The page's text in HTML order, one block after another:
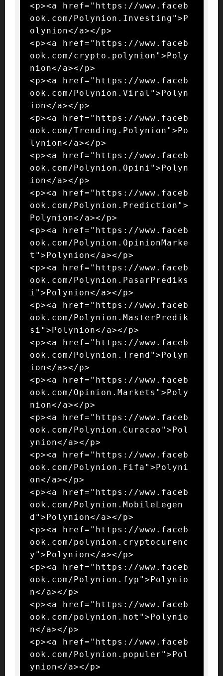
<p><a href="https://www.faceb
ook.com/Polynion.Investing">P
olynion</a></p>
<p><a href="https://www.faceb
ook.com/crypto.polynion">Poly
nion</a></p>
<p><a href="https://www.faceb
ook.com/Polynion.Viral">Polyn
ion</a></p>
<p><a href="https://www.faceb
ook.com/Trending.Polynion">Po
lynion</a></p>
<p><a href="https://www.faceb
ook.com/Polynion.Opini">Polyn
ion</a></p>
<p><a href="https://www.faceb
ook.com/Polynion.Prediction">
Polynion</a></p>
<p><a href="https://www.faceb
ook.com/Polynion.OpinionMarke
t">Polynion</a></p>
<p><a href="https://www.faceb
ook.com/Polynion.PasarPrediks
i">Polynion</a></p>
<p><a href="https://www.faceb
ook.com/Polynion.MasterPredik
si">Polynion</a></p>
<p><a href="https://www.faceb
ook.com/Polynion.Trend">Polyn
ion</a></p>
<p><a href="https://www.faceb
ook.com/Opinion.Markets">Poly
nion</a></p>
<p><a href="https://www.faceb
ook.com/Polynion.Curacao">Pol
ynion</a></p>
<p><a href="https://www.faceb
ook.com/Polynion.Fifa">Polyni
on</a></p>
<p><a href="https://www.faceb
ook.com/Polynion.MobileLegen
d">Polynion</a></p>
<p><a href="https://www.faceb
ook.com/polynion.cryptocurenc
y">Polynion</a></p>
<p><a href="https://www.faceb
ook.com/Polynion.fyp">Polynio
n</a></p>
<p><a href="https://www.faceb
ook.com/polynion.hot">Polynio
n</a></p>
<p><a href="https://www.faceb
ook.com/Polynion.populer">Pol
ynion</a></p>